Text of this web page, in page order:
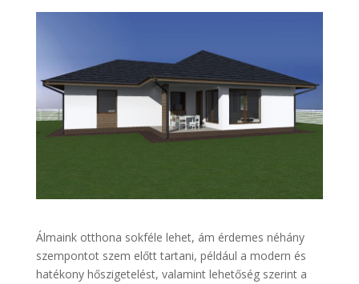
Álmaink otthona sokféle lehet, ám érdemes néhány
szempontot szem előtt tartani, például a modern és
hatékony hőszigetelést, valamint lehetőség szerint a